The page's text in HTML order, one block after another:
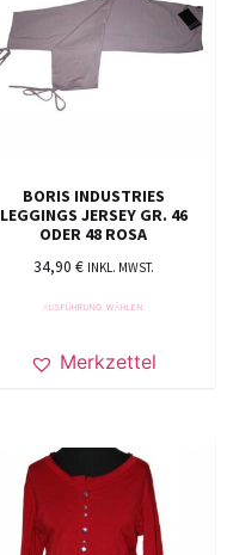
BORIS INDUSTRIES
LEGGINGS JERSEY GR. 46
ODER 48 ROSA
34,90 € INKL. MWST.
AUSFÜHRUNG WÄHLEN
Merkzettel